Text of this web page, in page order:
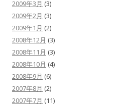
2009年3月 (3)
2009年2月 (3)
2009年1月 (2)
2008年12月 (3)
2008年11月 (3)
2008年10月 (4)
2008年9月 (6)
2007年8月 (2)
2007年7月 (11)